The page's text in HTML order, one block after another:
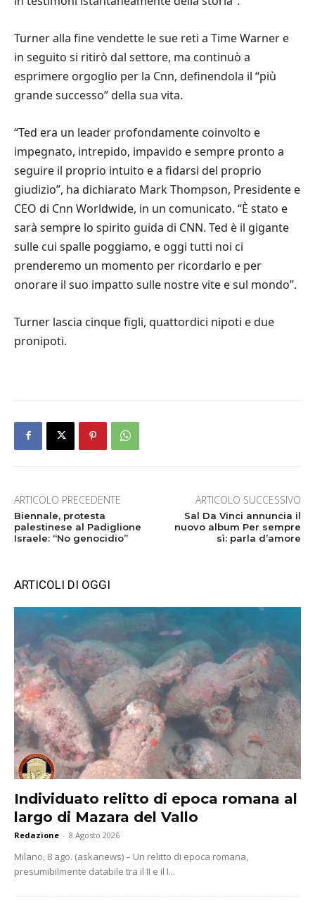
Turner alla fine vendette le sue reti a Time Warner e
in seguito si ritirò dal settore, ma continuò a
esprimere orgoglio per la Cnn, definendola il “più
grande successo” della sua vita.
“Ted era un leader profondamente coinvolto e
impegnato, intrepido, impavido e sempre pronto a
seguire il proprio intuito e a fidarsi del proprio
giudizio”, ha dichiarato Mark Thompson, Presidente e
CEO di Cnn Worldwide, in un comunicato. “È stato e
sarà sempre lo spirito guida di CNN. Ted è il gigante
sulle cui spalle poggiamo, e oggi tutti noi ci
prenderemo un momento per ricordarlo e per
onorare il suo impatto sulle nostre vite e sul mondo”.
Turner lascia cinque figli, quattordici nipoti e due
pronipoti.
ARTICOLO PRECEDENTE
Biennale, protesta
palestinese al Padiglione
Israele: “No genocidio”
ARTICOLO SUCCESSIVO
Sal Da Vinci annuncia il
nuovo album Per sempre
sì: parla d’amore
ARTICOLI DI OGGI
Individuato relitto di epoca romana al
largo di Mazara del Vallo
Redazione - 8 Agosto 2026
Milano, 8 ago. (askanews) – Un relitto di epoca romana,
presumibilmente databile tra il II e il I...